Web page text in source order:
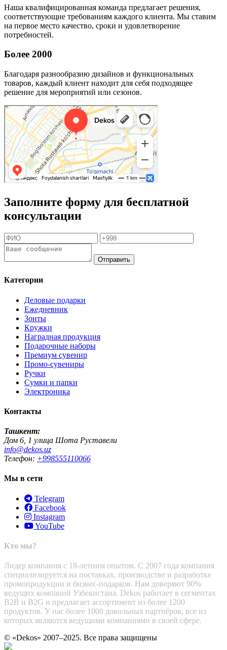
Наша квалифицированная команда предлагает решения,
соответствующие требованиям каждого клиента. Мы ставим
на первое место качество, сроки и удовлетворение
потребностей.
Более 2000
Благодаря разнообразию дизайнов и функциональных
товаров, каждый клиент находит для себя подходящее
решение для мероприятий или сезонов.
Заполните форму для бесплатной
консультации
Отправить
Категории
Деловые подарки
Ежедневник
Зонты
Кружки
Наградная продукция
Подарочные наборы
Премиум сувенир
Промо-сувениры
Ручки
Сумки и папки
Электроника
Контакты
Ташкент:
Дом 6, 1 улица Шота Руставели
info@dekos.uz
Телефон: +998555110066
Мы в сети
Telegram
Facebook
Instagram
YouTube
Кто мы?
Лидер компания с 18-летним опытом. С 2007 года компания
специализируется на поставках, производстве и разработке
промопродукции и бизнес-подарков. Нам доверяют 90%
ведущих компаний Узбекистана. Dekos работает в сегментах
B2B и B2G и предлагает ассортимент из более 1200
продуктов. У нас более 1000 довольных партнёров, все из
которых являются ведущими компаниями в своей сфере.
© «Dekos» 2007–2025. Все права защищены